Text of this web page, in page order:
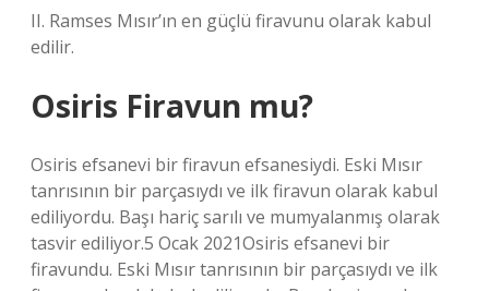
II. Ramses Mısır’ın en güçlü firavunu olarak kabul
edilir.
Osiris Firavun mu?
Osiris efsanevi bir firavun efsanesiydi. Eski Mısır
tanrısının bir parçasıydı ve ilk firavun olarak kabul
ediliyordu. Başı hariç sarılı ve mumyalanmış olarak
tasvir ediliyor.5 Ocak 2021Osiris efsanevi bir
firavundu. Eski Mısır tanrısının bir parçasıydı ve ilk